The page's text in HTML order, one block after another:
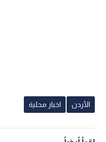
الأردن اخبار محلية